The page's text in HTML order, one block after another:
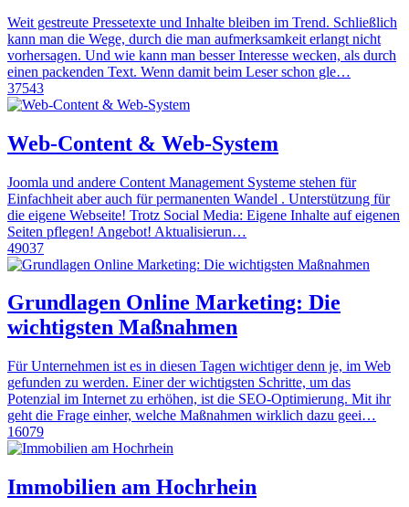
Weit gestreute Pressetexte und Inhalte bleiben im Trend. Schließlich
kann man die Wege, durch die man aufmerksamkeit erlangt nicht
vorhersagen. Und wie kann man besser Interesse wecken, als durch
einen packenden Text. Wenn damit beim Leser schon gle…
37543
Web-Content & Web-System
Joomla und andere Content Management Systeme stehen für
Einfachheit aber auch für permanenten Wandel . Unterstützung für
die eigene Webseite! Trotz Social Media: Eigene Inhalte auf eigenen
Seiten pflegen! Angebot! Aktualisierun…
49037
Grundlagen Online Marketing: Die
wichtigsten Maßnahmen
Für Unternehmen ist es in diesen Tagen wichtiger denn je, im Web
gefunden zu werden. Einer der wichtigsten Schritte, um das
Potenzial im Internet zu erhöhen, ist die SEO-Optimierung. Mit ihr
geht die Frage einher, welche Maßnahmen wirklich dazu geei…
16079
Immobilien am Hochrhein